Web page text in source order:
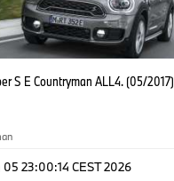
S E Countryman ALL4. (05/2017)
05 23:00:14 CEST 2026